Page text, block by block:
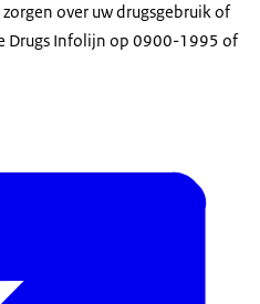
over uw drugsgebruik of
Drugs Infolijn op 0900-1995 of